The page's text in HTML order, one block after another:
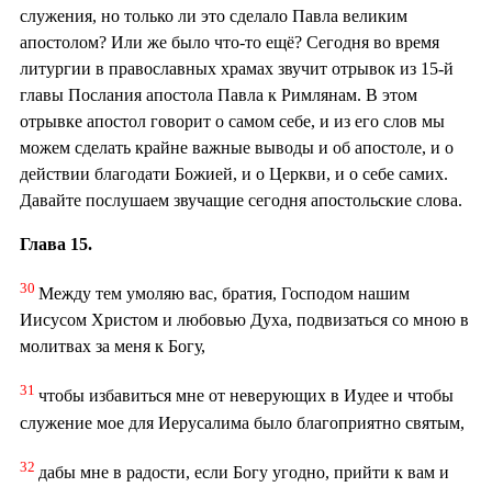
служения, но только ли это сделало Павла великим
апостолом? Или же было что-то ещё? Сегодня во время
литургии в православных храмах звучит отрывок из 15-й
главы Послания апостола Павла к Римлянам. В этом
отрывке апостол говорит о самом себе, и из его слов мы
можем сделать крайне важные выводы и об апостоле, и о
действии благодати Божией, и о Церкви, и о себе самих.
Давайте послушаем звучащие сегодня апостольские слова.
Глава 15.
30 Между тем умоляю вас, братия, Господом нашим
Иисусом Христом и любовью Духа, подвизаться со мною в
молитвах за меня к Богу,
31 чтобы избавиться мне от неверующих в Иудее и чтобы
служение мое для Иерусалима было благоприятно святым,
32 дабы мне в радости, если Богу угодно, прийти к вам и